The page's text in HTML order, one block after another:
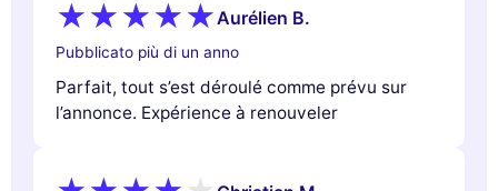
Aurélien B.
Pubblicato più di un anno
Parfait, tout s’est déroulé comme prévu sur
l’annonce. Expérience à renouveler